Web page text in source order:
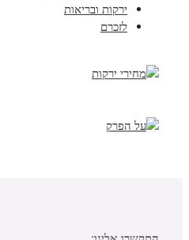
ירקות ובריאות
לזכרם